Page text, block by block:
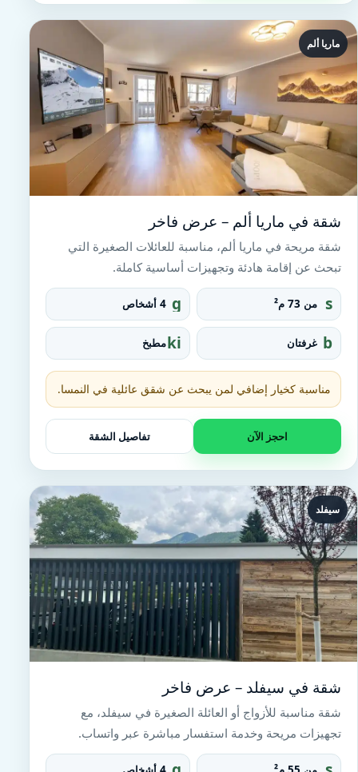
ماريا ألم
شقة في ماريا ألم – عرض فاخر
شقة مريحة في ماريا ألم، مناسبة للعائلات الصغيرة التي
تبحث عن إقامة هادئة وتجهيزات أساسية كاملة.
s
q
u
a
r
e_
fo
o
t
من 73 م² g
r
o
u
p
4 أشخاص
b
e
d
غرفتان ki
tc
h
e
n
مطبخ
مناسبة كخيار إضافي لمن يبحث عن شقق عائلية في النمسا.
احجز الآن تفاصيل الشقة
سيفلد
شقة في سيفلد – عرض فاخر
شقة مناسبة للأزواج أو العائلة الصغيرة في سيفلد، مع
تجهيزات مريحة وخدمة استفسار مباشرة عبر واتساب.